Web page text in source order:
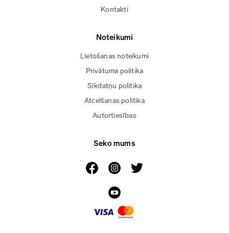
Kontakti
Noteikumi
Lietošanas noteikumi
Privātuma politika
Sīkdatņu politika
Atcelšanas politika
Autortiesības
Seko mums